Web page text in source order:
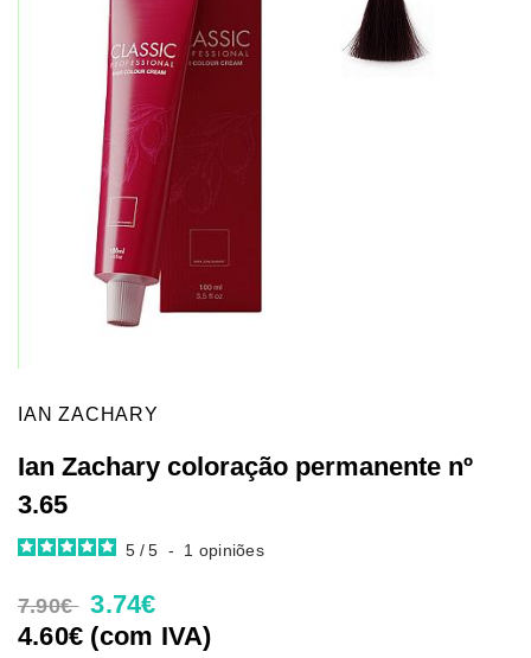
IAN ZACHARY
Ian Zachary coloração permanente nº
3.65
5 / 5 - 1 opiniões
7.90€ 3.74€
4.60€ (com IVA)